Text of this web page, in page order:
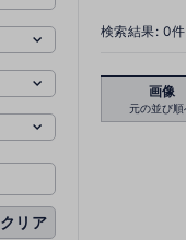
クリア
検索結果: 0
画像
元の並び順